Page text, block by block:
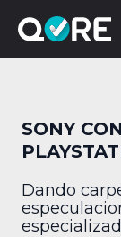
SONY
Dando